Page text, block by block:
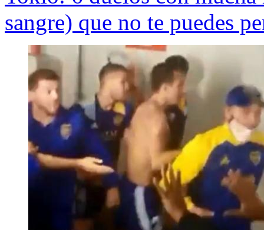
sangre) que no te puedes